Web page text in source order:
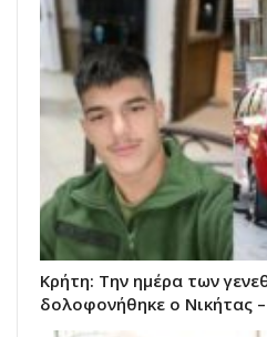
Κρήτη: Την ημέρα των
δολοφονήθηκε ο Νικήτας